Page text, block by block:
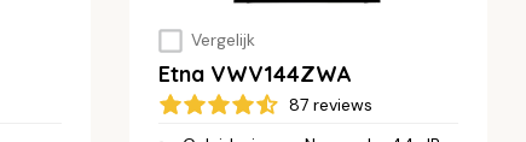
Vergelijk
Etna VWV144ZWA
87 reviews